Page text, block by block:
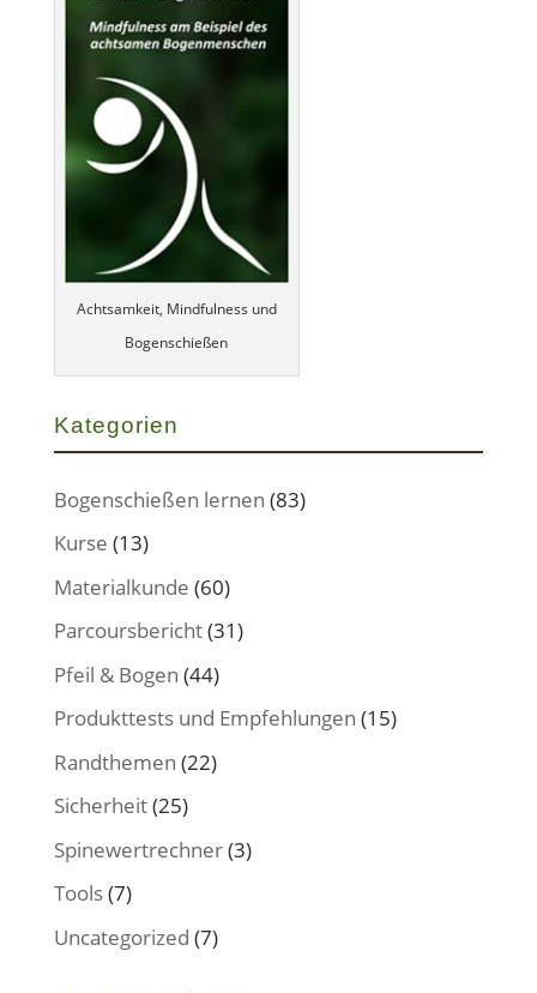
Achtsamkeit, Mindfulness und
Bogenschießen
Kategorien
Bogenschießen lernen (83)
Kurse (13)
Materialkunde (60)
Parcoursbericht(31)
Pfeil & Bogen (44)
Produkttests und Empfehlungen (15)
Randthemen (22)
Sicherheit(25)
Spinewertrechner(3)
Tools(7)
Uncategorized (7)